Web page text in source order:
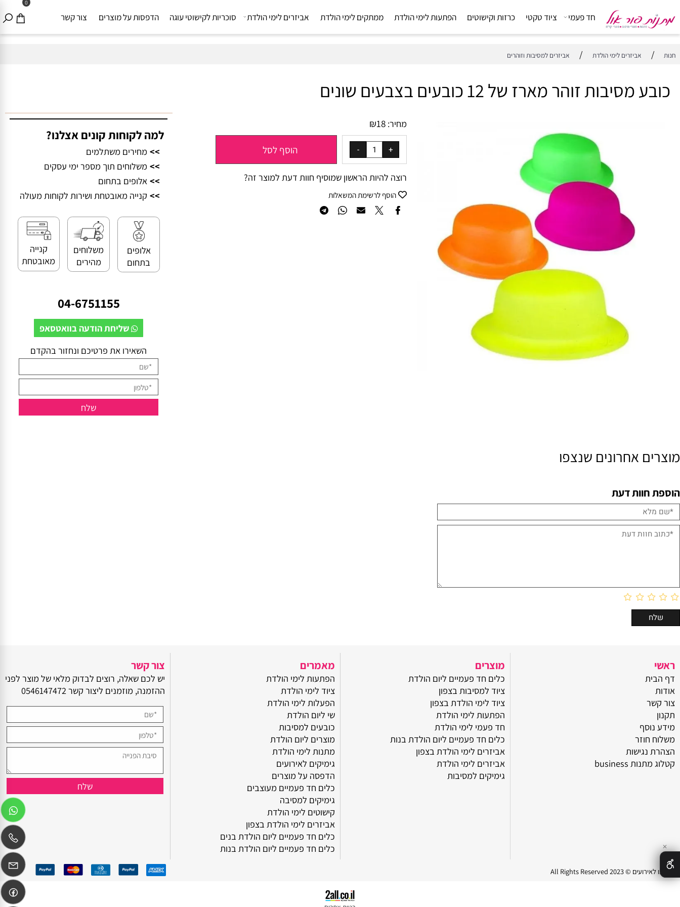
0
חד פעמי ציוד טקטי כרזות וקישוטים הפתעות לימי הולדת ממתקים לימי הולדת אביזרים לימי הולדת סוכריות לקישוטי עוגה הדפסות על מוצרים צור קשר
אביזרים לימי הולדת / אביזרים למסיבות וזוהרים
זוהר מארז של 12 כובעים בצבעים שונים
מחיר: ₪ 18
הוסף לסל
רוצה להיות הראשון שמוסיף חוות דעת למוצר זה?
הוסף לרשימת המשאלות
למה לקוחות קונים אצלנו?
>> מחירים משתלמים
>> משלוחים תוך מספר ימי עסקים
אלופים בתחום
קנייה מאובטחת ושירות לקוחות מעולה
אלופים
בתחום
משלוחים
מהירים
קנייה
מאובטחת
04-6751155
השאירו את פרטיכם ונחזור בהקדם
דעת
מוצרים
כלים חד פעמיים ליום הולדת
ציוד למסיבות בצפון
ציוד לימי הולדת בצפון
הפתעות לימי הולדת
חד פעמי לימי הולדת
כלים חד פעמיים ליום הולדת בנות
אביזרים לימי הולדת בצפון
מאמרים
הפתעות לימי הולדת
ציוד לימי הולדת
הפעלות לימי הולדת
שי ליום הולדת
כובעים למסיבות
מוצרים ליום הולדת
מתנות לימי הולדת
גימיקים לאירועים
הדפסה על מוצרים
כלים חד פעמיים מעוצבים
גימיקים למסיבה
קישוטים לימי הולדת
אביזרים לימי הולדת בצפון
צור קשר
יש לכם שאלה, רוצים לבדוק מלאי של מוצר לפני
ההזמנה, מוזמנים ליצור קשר0546147472